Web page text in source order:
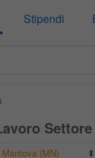
Stipendi
Mantova (MN)